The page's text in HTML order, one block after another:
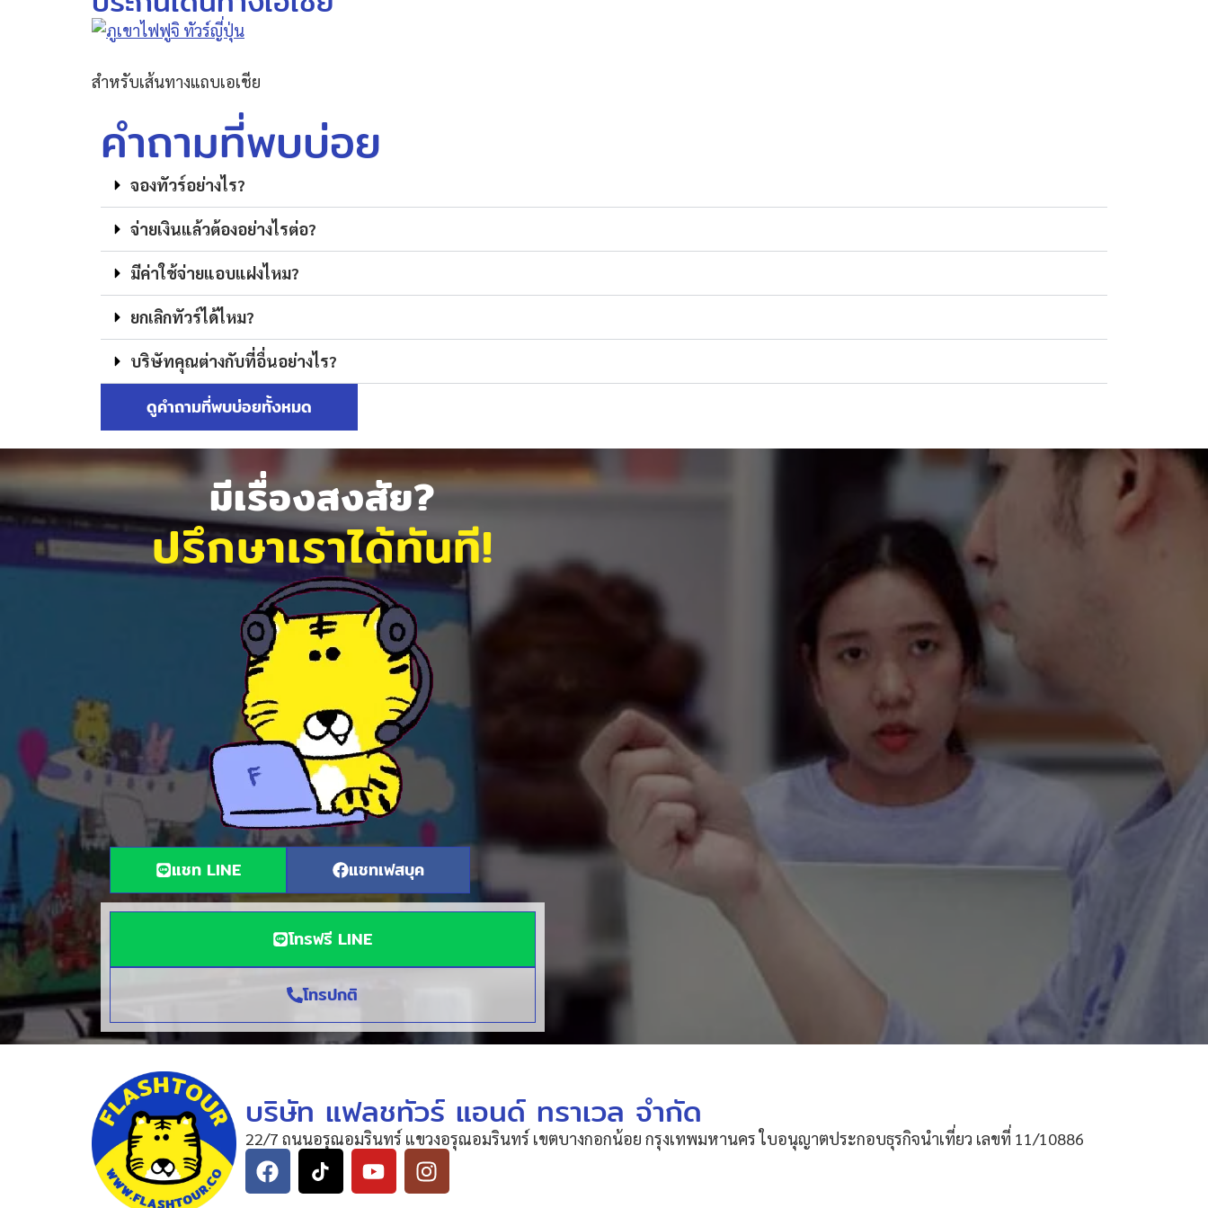
สำหรับเส้นทางแถบเอเชีย
คำถามที่พบบ่อย
จองทัวร์อย่างไร?
จ่ายเงินแล้วต้องอย่างไรต่อ?
มีค่าใช้จ่ายแอบแฝงไหม?
ยกเลิกทัวร์ได้ไหม?
บริษัทคุณต่างกับที่อื่นอย่างไร?
ดูคำถามที่พบบ่อยทั้งหมด
มีเรื่องสงสัย?
ปรึกษาเราได้ทันที!
แชท LINE แชทเฟสบุค
โทรฟรี LINE
โทรปกติ
บริษัท แฟลชทัวร์ แอนด์ ทราเวล จำกัด
22/7 ถนนอรุณอมรินทร์ แขวงอรุณอมรินทร์ เขตบางกอกน้อย กรุงเทพมหานคร ใบอนุญาตประกอบธุรกิจนำเที่ยว เลขที่ 11/10886